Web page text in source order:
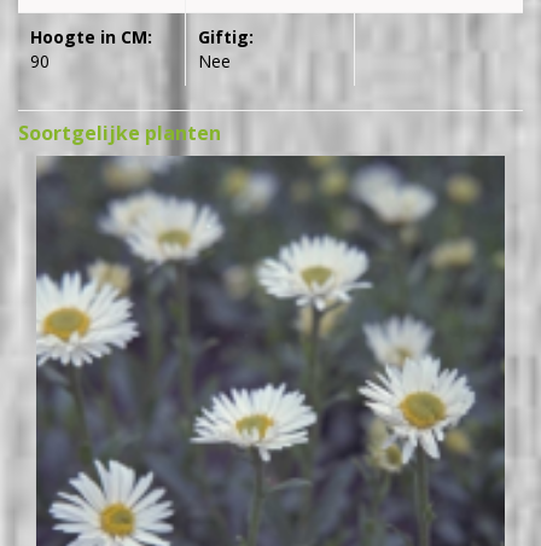
Hoogte in CM:
90
Giftig:
Nee
Soortgelijke planten